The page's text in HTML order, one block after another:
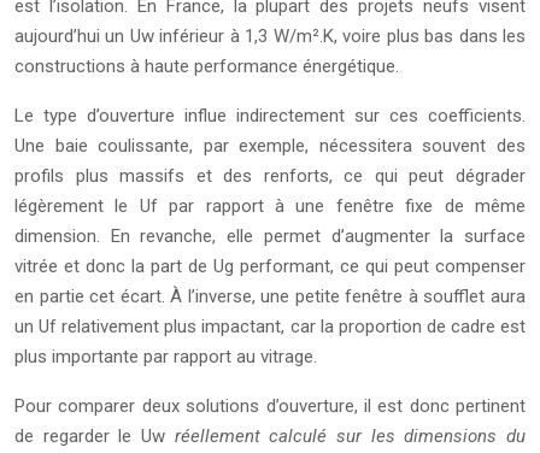
est l’isolation. En France, la plupart des projets neufs visent
aujourd’hui un Uw inférieur à 1,3 W/m².K, voire plus bas dans les
constructions à haute performance énergétique.
Le type d’ouverture influe indirectement sur ces coefficients.
Une baie coulissante, par exemple, nécessitera souvent des
profils plus massifs et des renforts, ce qui peut dégrader
légèrement le Uf par rapport à une fenêtre fixe de même
dimension. En revanche, elle permet d’augmenter la surface
vitrée et donc la part de Ug performant, ce qui peut compenser
en partie cet écart. À l’inverse, une petite fenêtre à soufflet aura
un Uf relativement plus impactant, car la proportion de cadre est
plus importante par rapport au vitrage.
Pour comparer deux solutions d’ouverture, il est donc pertinent
de regarder le Uw réellement calculé sur les dimensions du